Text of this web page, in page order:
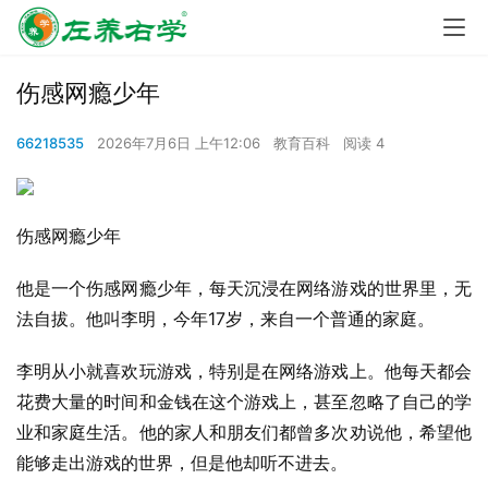
伤感网瘾少年
66218535 2026年7月6日 上午12:06 教育百科 阅读 4
伤感网瘾少年
他是一个伤感网瘾少年，每天沉浸在网络游戏的世界里，无
法自拔。他叫李明，今年17岁，来自一个普通的家庭。
李明从小就喜欢玩游戏，特别是在网络游戏上。他每天都会
花费大量的时间和金钱在这个游戏上，甚至忽略了自己的学
业和家庭生活。他的家人和朋友们都曾多次劝说他，希望他
能够走出游戏的世界，但是他却听不进去。